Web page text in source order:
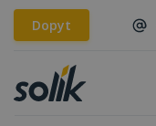
Dopyt